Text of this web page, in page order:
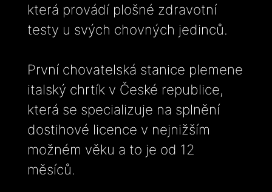
která provádí plošné zdravotní
testy u svých chovných jedinců.
První chovatelská stanice plemene
italský chrtík v České republice,
která se specializuje na splnění
dostihové licence v nejnižším
možném věku a to je od 12
měsíců.